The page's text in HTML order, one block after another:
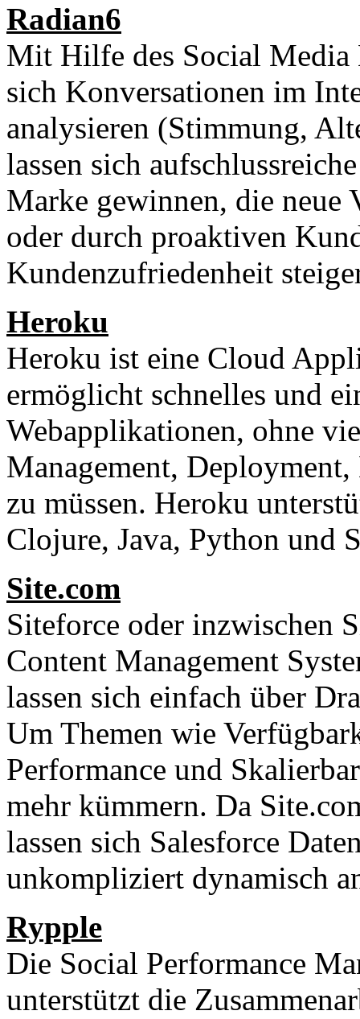
Radian6
Mit Hilfe des Social Media
sich Konversationen im
analysieren (Stimmung,
lassen sich
Marke gewinnen, die neue
oder durch proaktiven
Kundenzufriedenheit
Heroku
Heroku ist eine Cloud
ermöglicht schnelles und
Webapplikationen, ohne
Management,
zu müssen. Heroku
Clojure, Java, Python und
Site.com
Siteforce oder inzwischen
Content Management
lassen sich einfach über
Um Themen wie
Performance und
mehr kümmern. Da
lassen sich Salesforce
unkompliziert dynamisch
Rypple
Die Social Performance
unterstützt die